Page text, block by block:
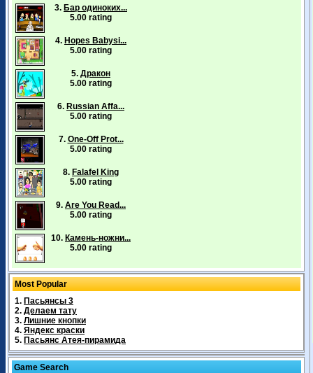
3. Бар одиноких...
5.00 rating
4. Hopes Babysi...
5.00 rating
5. Дракон
5.00 rating
6. Russian Affa...
5.00 rating
7. One-Off Prot...
5.00 rating
8. Falafel King
5.00 rating
9. Are You Read...
5.00 rating
10. Камень-ножни...
5.00 rating
Most Popular
1. Пасьянсы 3
2. Делаем тату
3. Лишние кнопки
4. Яндекс краски
5. Пасьянс Атея-пирамида
Game Search